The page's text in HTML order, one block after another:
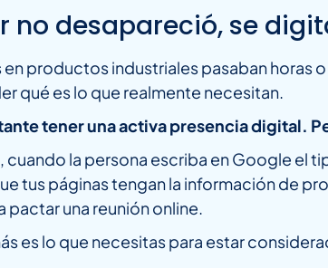
no desapareció, se
productos industriales pasaban horas
qué es lo que realmente necesitan.
tener una activa presencia digital.
cuando la persona escriba en Google el
tus páginas tengan la información de
pactar una reunión online.
es lo que necesitas para estar